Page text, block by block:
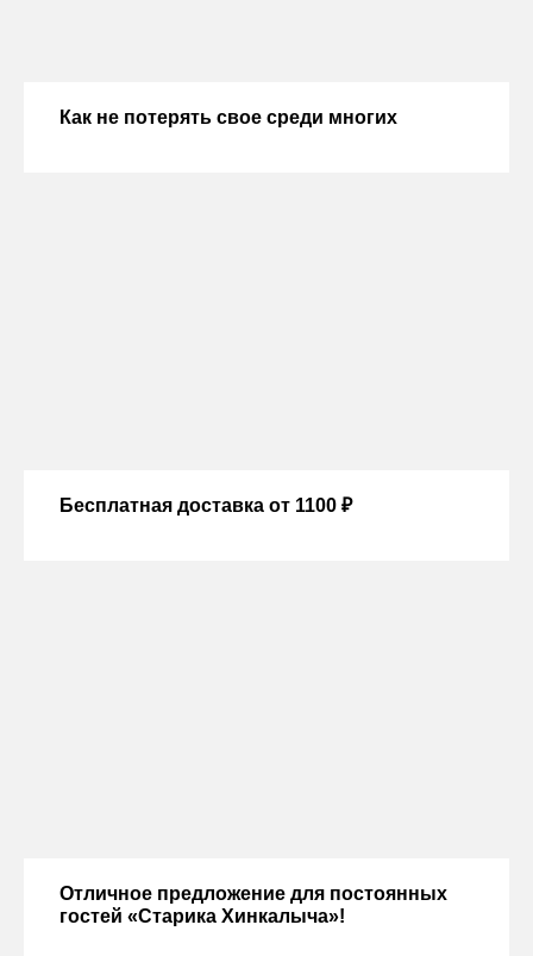
Как не потерять свое среди многих
Бесплатная доставка от 1100 ₽
Отличное предложение для постоянных
гостей «Старика Хинкалыча»!